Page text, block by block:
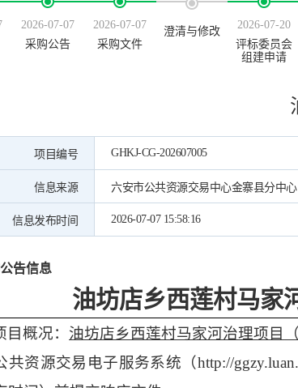
2026-07-07
采购公告
2026-07-07
采购文件
澄清与修改
2026-07-20
评标委员会
组建申请
项目编号 GHKJ-CG-202607005
信息来源 六安市公共资源交易中心金寨县分中心
信息发布时间 2026-07-07 15:58:16
告信息
油坊店乡西莲村马家
目概况： 油坊店乡西莲村马家河治理项目
共资源交易电子服务系统（http://